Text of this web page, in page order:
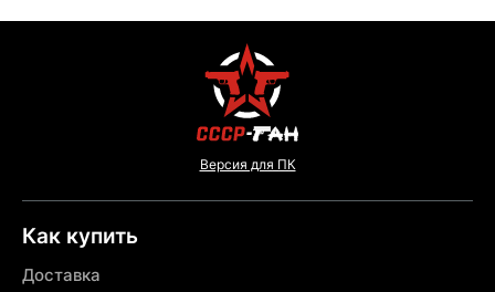
Версия для ПК
Как купить
Доставка